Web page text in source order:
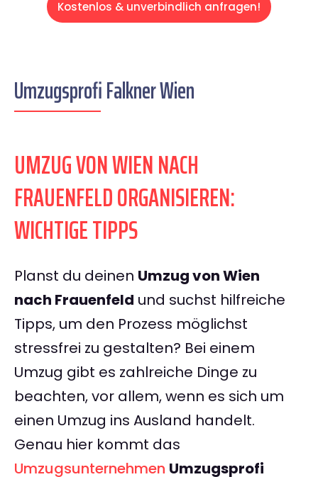
Kostenlos & unverbindlich anfragen!
Umzugsprofi Falkner Wien
UMZUG VON WIEN NACH
FRAUENFELD ORGANISIEREN:
WICHTIGE TIPPS
Planst du deinen Umzug von Wien
nach Frauenfeld und suchst hilfreiche
Tipps, um den Prozess möglichst
stressfrei zu gestalten? Bei einem
Umzug gibt es zahlreiche Dinge zu
beachten, vor allem, wenn es sich um
einen Umzug ins Ausland handelt.
Genau hier kommt das
Umzugsunternehmen Umzugsprofi